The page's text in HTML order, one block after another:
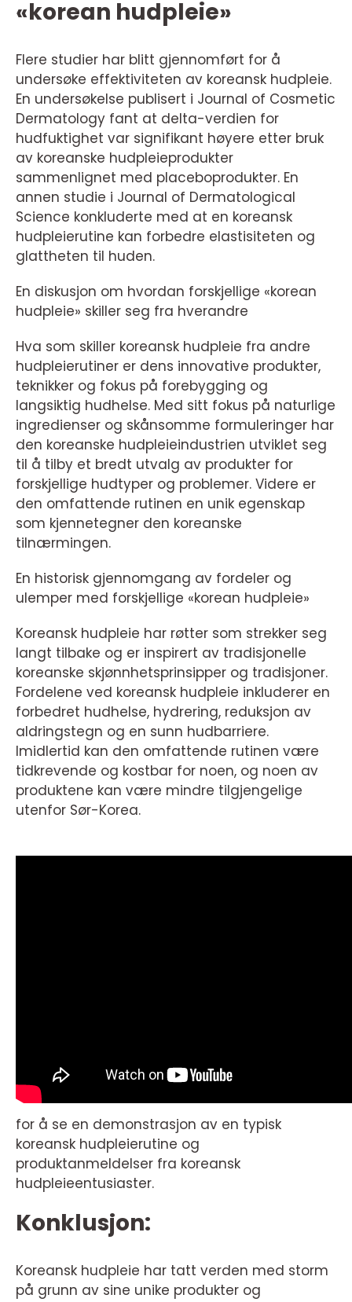
«korean hudpleie»
Flere studier har blitt gjennomført for å
undersøke effektiviteten av koreansk hudpleie.
En undersøkelse publisert i Journal of Cosmetic
Dermatology fant at delta-verdien for
hudfuktighet var signifikant høyere etter bruk
av koreanske hudpleieprodukter
sammenlignet med placeboprodukter. En
annen studie i Journal of Dermatological
Science konkluderte med at en koreansk
hudpleierutine kan forbedre elastisiteten og
glattheten til huden.
En diskusjon om hvordan forskjellige «korean
hudpleie» skiller seg fra hverandre
Hva som skiller koreansk hudpleie fra andre
hudpleierutiner er dens innovative produkter,
teknikker og fokus på forebygging og
langsiktig hudhelse. Med sitt fokus på naturlige
ingredienser og skånsomme formuleringer har
den koreanske hudpleieindustrien utviklet seg
til å tilby et bredt utvalg av produkter for
forskjellige hudtyper og problemer. Videre er
den omfattende rutinen en unik egenskap
som kjennetegner den koreanske
tilnærmingen.
En historisk gjennomgang av fordeler og
ulemper med forskjellige «korean hudpleie»
Koreansk hudpleie har røtter som strekker seg
langt tilbake og er inspirert av tradisjonelle
koreanske skjønnhetsprinsipper og tradisjoner.
Fordelene ved koreansk hudpleie inkluderer en
forbedret hudhelse, hydrering, reduksjon av
aldringstegn og en sunn hudbarriere.
Imidlertid kan den omfattende rutinen være
tidkrevende og kostbar for noen, og noen av
produktene kan være mindre tilgjengelige
utenfor Sør-Korea.
for å se en demonstrasjon av en typisk
koreansk hudpleierutine og
produktanmeldelser fra koreansk
hudpleieentusiaster.
Konklusjon:
Koreansk hudpleie har tatt verden med storm
på grunn av sine unike produkter og